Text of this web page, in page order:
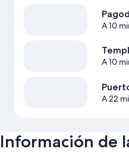
A 10
A 10
A 22
Información de